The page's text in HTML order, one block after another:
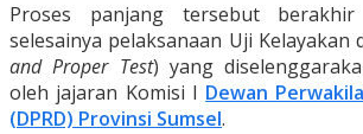
Proses panjang tersebut
selesainya pelaksanaan Uji Kelayakan
and Proper Test) yang
oleh jajaran Komisi I Dewan
(DPRD) Provinsi Sumsel.